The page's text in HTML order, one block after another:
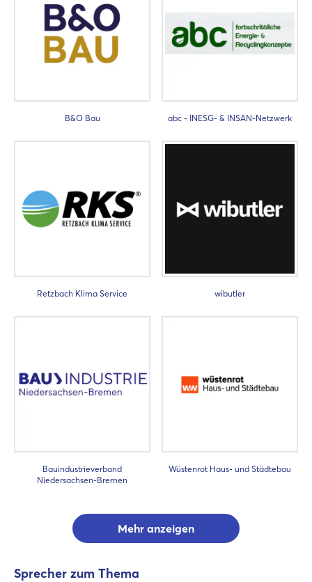
B&O Bau abc - INESG- & INSAN-Netzwerk
Retzbach Klima Service wibutler
Bauindustrieverband
Niedersachsen-Bremen
Wüstenrot Haus- und Städtebau
Mehr anzeigen
Sprecher zum Thema